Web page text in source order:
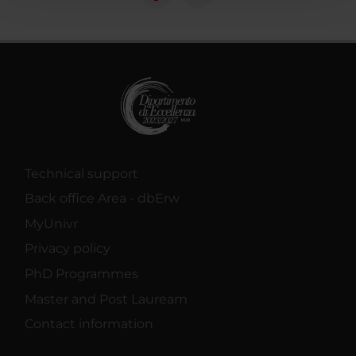
Technical support
Back office Area - dbErw
MyUnivr
Privacy policy
PhD Programmes
Master and Post Lauream
Contact information